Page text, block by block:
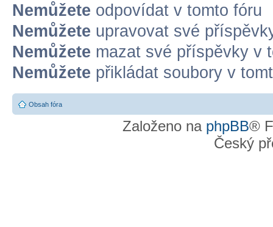
Nemůžete odpovídat v tomto fóru
Nemůžete upravovat své
Nemůžete mazat své příspěvky v
Nemůžete přikládat soubory v
Obsah fóra
Založeno na phpBB®
Český